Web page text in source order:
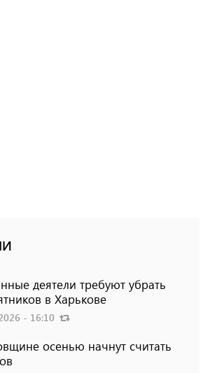
деятели требуют убрать
в Харькове
- 16:10
осенью начнут считать